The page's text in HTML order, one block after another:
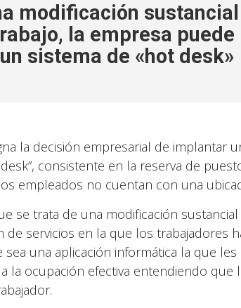
modificación
la empresa
sistema de «hot desk»
la decisión empresarial de implantar
consistente en la reserva de
empleados no cuentan con una
se trata de una modificación
de servicios en la que los trabajadores
una aplicación informática la que les
la ocupación efectiva entendiendo que